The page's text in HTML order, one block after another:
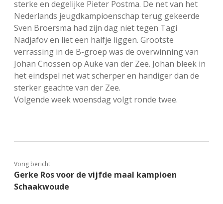
sterke en degelijke Pieter Postma. De net van het
Nederlands jeugdkampioenschap terug gekeerde
Sven Broersma had zijn dag niet tegen Tagi
Nadjafov en liet een halfje liggen. Grootste
verrassing in de B-groep was de overwinning van
Johan Cnossen op Auke van der Zee. Johan bleek in
het eindspel net wat scherper en handiger dan de
sterker geachte van der Zee.
Volgende week woensdag volgt ronde twee.
Vorig bericht
Gerke Ros voor de vijfde maal kampioen
Schaakwoude